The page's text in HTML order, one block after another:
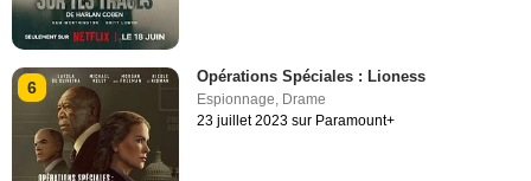
6
Opérations Spéciales : Lioness
Espionnage, Drame
23 juillet 2023 sur Paramount+